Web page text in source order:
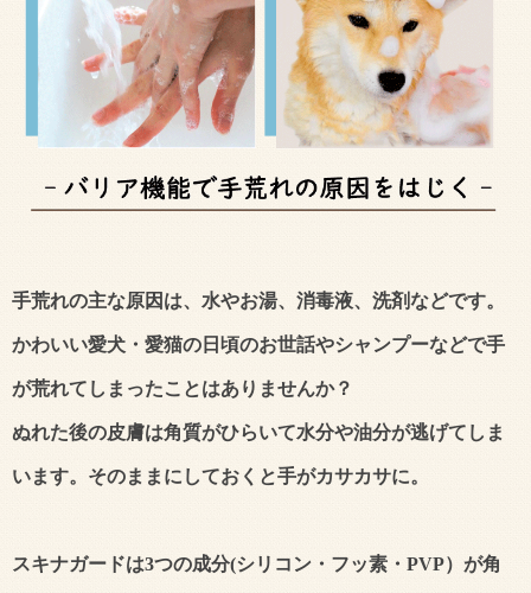
手荒れの主な原因は、水やお湯、消毒液、洗剤などです。
かわいい愛犬・愛猫の日頃のお世話やシャンプーなどで手
が荒れてしまったことはありませんか？
ぬれた後の皮膚は角質がひらいて水分や油分が逃げてしま
います。そのままにしておくと手がカサカサに。
スキナガードは3つの成分(シリコン・フッ素・PVP）が角